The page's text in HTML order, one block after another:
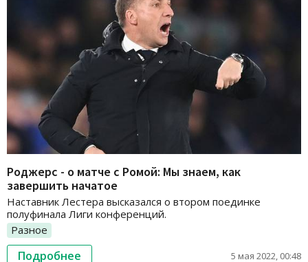
Роджерс - о матче с Ромой: Мы знаем, как
завершить начатое
Наставник Лестера высказался о втором поединке
полуфинала Лиги конференций.
Разное
Подробнее 5 мая 2022, 00:48